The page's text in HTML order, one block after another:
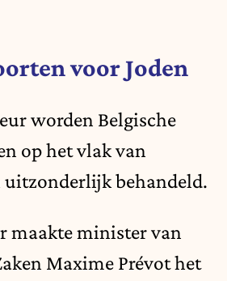
voor Joden
worden Belgische
op het vlak van
uitzonderlijk behandeld.
maakte minister van
Maxime Prévot het